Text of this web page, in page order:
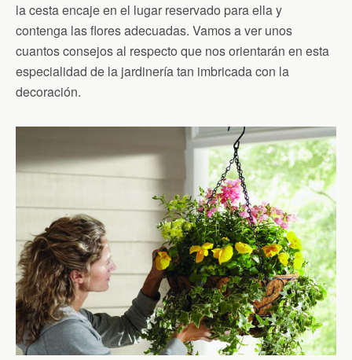
la cesta encaje en el lugar reservado para ella y
contenga las flores adecuadas. Vamos a ver unos
cuantos consejos al respecto que nos orientarán en esta
especialidad de la jardinería tan imbricada con la
decoración.